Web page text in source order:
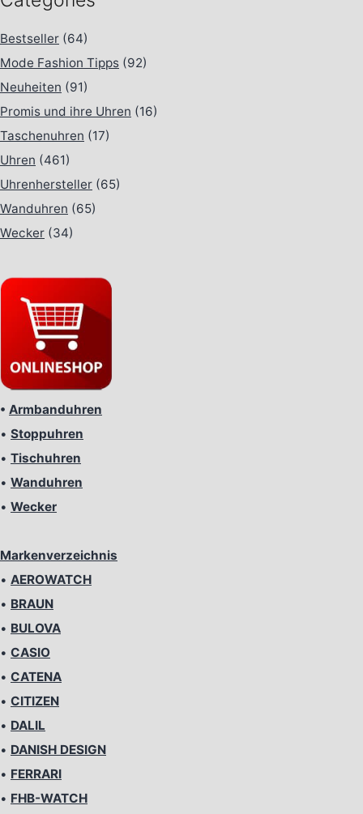
Bestseller (64)
Mode Fashion Tipps (92)
Neuheiten (91)
Promis und ihre Uhren (16)
Taschenuhren (17)
Uhren (461)
Uhrenhersteller (65)
Wanduhren (65)
Wecker (34)
• Armbanduhren
• Stoppuhren
• Tischuhren
• Wanduhren
• Wecker
Markenverzeichnis
• AEROWATCH
• BRAUN
• BULOVA
• CASIO
• CATENA
• CITIZEN
• DALIL
• DANISH DESIGN
• FERRARI
• FHB-WATCH